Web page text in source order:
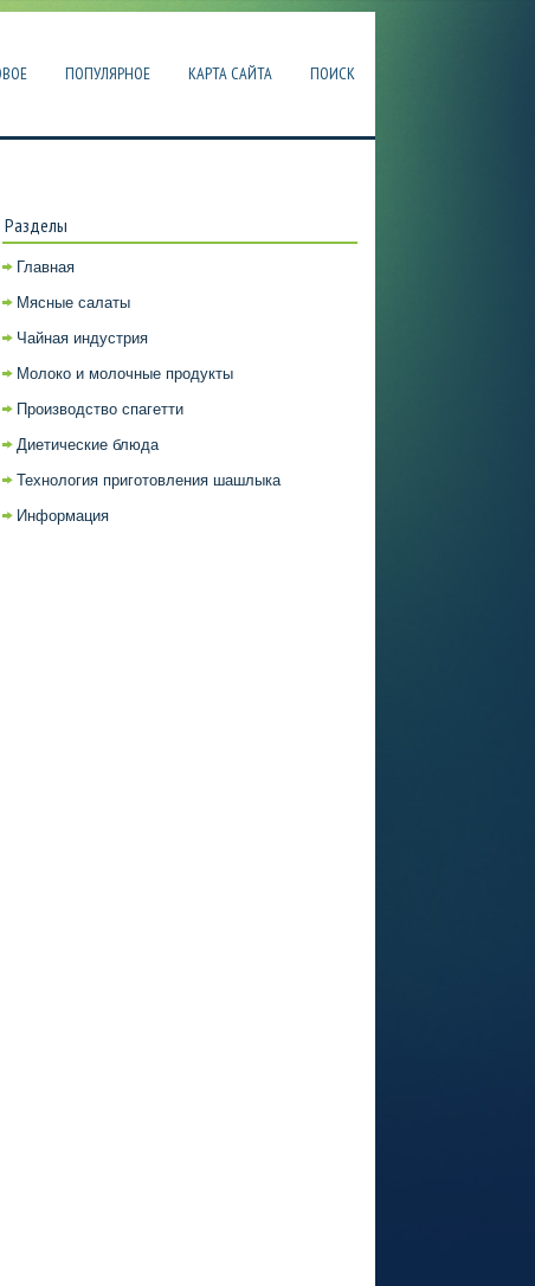
ПОПУЛЯРНОЕ КАРТА САЙТА ПОИСК
Разделы
Главная
Мясные салаты
Чайная индустрия
Молоко и молочные продукты
Производство спагетти
Диетические блюда
Технология приготовления шашлыка
Информация